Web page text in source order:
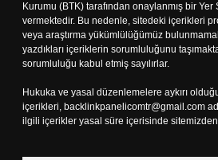
Kurumu (BTK) tarafından onaylanmış bir Yer
vermektedir. Bu nedenle, sitedeki içerikleri
veya araştırma yükümlülüğümüz
yazdıkları içeriklerin sorumluluğunu
sorumluluğu kabul etmiş sayılırlar.
Hukuka ve yasal düzenlemelere aykırı
içerikleri, backlinkpanelicomtr@gmail.com
ilgili içerikler yasal süre içerisinde sitemizden